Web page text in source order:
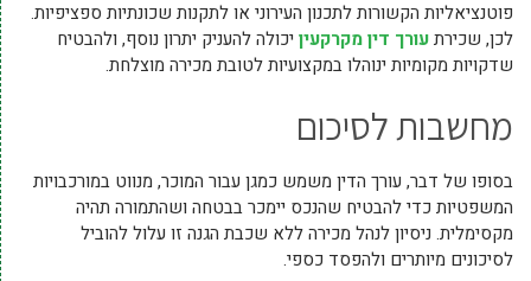
פוטנציאליות הקשורות לתכנון העירוני או לתקנות שכונתיות ספציפיות.
לכן, שכירתעורך דין מקרקעין יכולה להעניק יתרון נוסף, ולהבטיח
שדקויות מקומיות ינוהלו במקצועיות לטובת מכירה מוצלחת.
מחשבות לסיכום
בסופו של דבר, עורך הדין משמש כמגן עבור המוכר, מנווט במורכבויות
המשפטיות כדי להבטיח שהנכס יימכר בבטחה ושהתמורה תהיה
מקסימלית. ניסיון לנהל מכירה ללא שכבת הגנה זו עלול להוביל
לסיכונים מיותרים ולהפסד כספי.